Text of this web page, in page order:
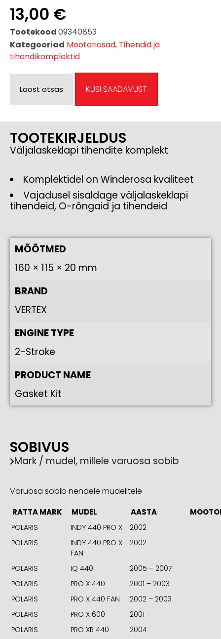
13,00 €
Tootekood09340853
Kategooriad Mootoriosad, Tihendid ja
tihendikomplektid
Laost otsas KÜSI SAADAVUST
TOOTEKIRJELDUS
Väljalaskeklapi tihendite komplekt
Komplektidel on Winderosa kvaliteet
Vajadusel sisaldage väljalaskeklapi
tihendeid, O-rõngaid ja tihendeid
MÕÕTMED
160 × 115 × 20 mm
BRAND
VERTEX
ENGINE TYPE
2-Stroke
PRODUCT NAME
Gasket Kit
SOBIVUS
Mark / mudel, millele varuosa sobib
Varuosa sobib nendele mudelitele
RATTA MARK MUDEL AASTA
POLARIS INDY 440 PRO X
2002
POLARIS
INDY 440 PRO X
FAN
2002
POLARIS IQ 440
2005 – 2007
POLARIS
PRO X 440
2001 – 2003
POLARIS
PRO X 440 FAN
2002 – 2003
POLARIS
PRO X 600
2001
POLARIS
PRO XR 440 2004